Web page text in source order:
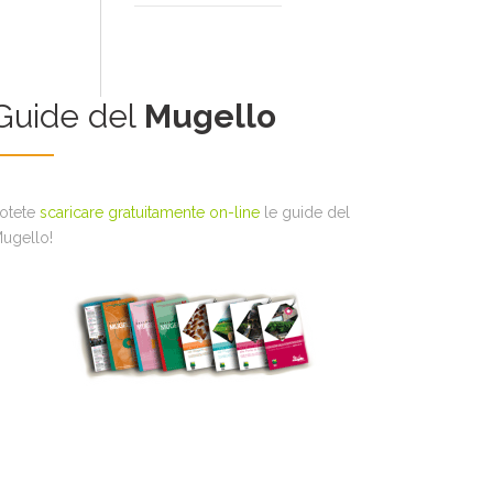
del Mugello
scaricare gratuitamente on-line le guide del